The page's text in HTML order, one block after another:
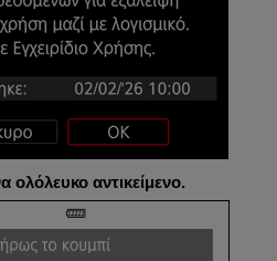
αντικείμενο.